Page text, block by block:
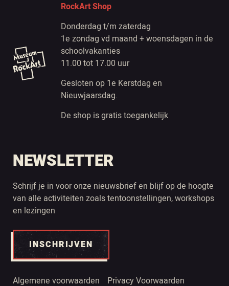
RockArt Shop
Donderdag t/m zaterdag
1e zondag vd maand + woensdagen in de
schoolvakanties
11.00 tot 17.00 uur
Gesloten op 1e Kerstdag en
Nieuwjaarsdag.
De shop is gratis toegankelijk
NEWSLETTER
Schrijf je in voor onze nieuwsbrief en blijf op de hoogte
van alle activiteiten zoals tentoonstellingen, workshops
en lezingen
INSCHRIJVEN
Algemene voorwaarden Privacy Voorwaarden